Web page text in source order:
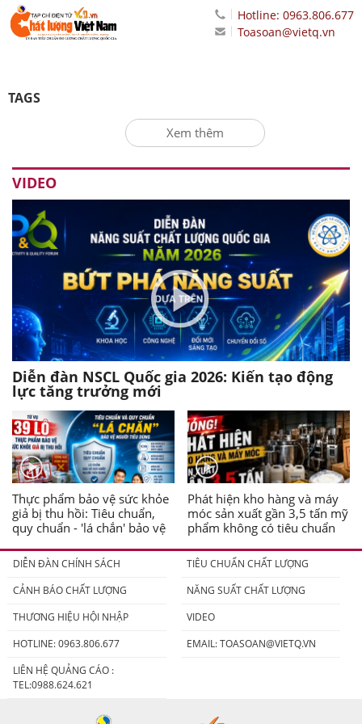
Hotline: 0963.806.677
Toasoan@vietq.vn
TAGS
Xem thêm
VIDEO
Diễn đàn NSCL Quốc gia 2026: Kiến tạo động
lực tăng trưởng mới
Thực phẩm bảo vệ sức khỏe
giả bị thu hồi: Tiêu chuẩn,
quy chuẩn - 'lá chắn' bảo vệ
Phát hiện kho hàng và máy
móc sản xuất gần 3,5 tấn mỹ
phẩm không có tiêu chuẩn
DIỄN ĐÀN CHÍNH SÁCH
TIÊU CHUẨN CHẤT LƯỢNG
CẢNH BÁO CHẤT LƯỢNG
NĂNG SUẤT CHẤT LƯỢNG
THƯƠNG HIỆU HỘI NHẬP
VIDEO
HOTLINE: 0963.806.677
EMAIL:TOASOAN@VIETQ.VN
LIÊN HỆ QUẢNG CÁO :
TEL:0988.624.621